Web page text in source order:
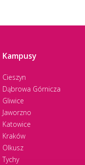
Kampusy
Cieszyn
Dąbrowa Górnicza
Gliwice
Jaworzno
Katowice
Kraków
Olkusz
Tychy